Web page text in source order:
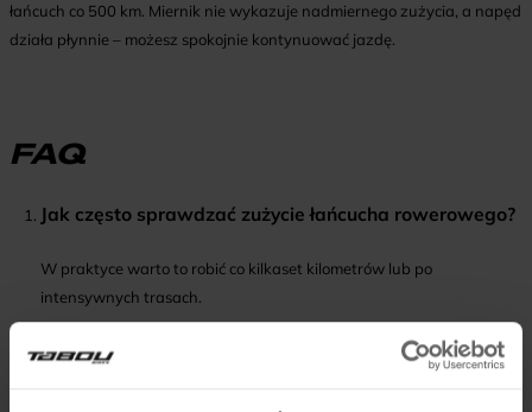
łańcuch co 500 km. Miernik nie wykazuje nadmiernego zużycia, a napęd
działa płynnie – możesz spokojnie kontynuować jazdę.
FAQ
Jak często sprawdzać zużycie łańcucha rowerowego?
W praktyce warto to robić co kilkaset kilometrów lub po
intensywnych trasach.
Czy można ocenić zużycie łańcucha bez miernika?
Pewne objawy, jak przeskakiwanie czy hałas, mogą sugerować